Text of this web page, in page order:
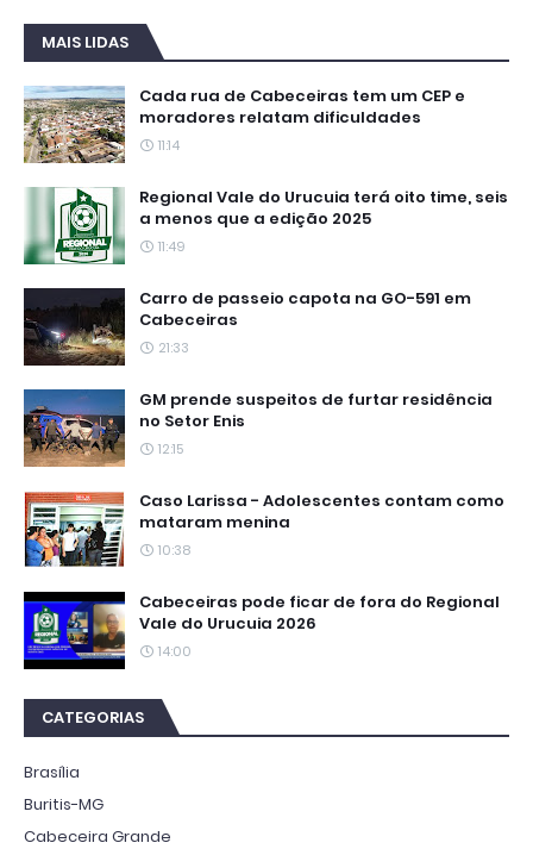
MAIS LIDAS
Cada rua de Cabeceiras tem um CEP e
moradores relatam dificuldades
11:14
Regional Vale do Urucuia terá oito time, seis
a menos que a edição 2025
11:49
Carro de passeio capota na GO-591 em
Cabeceiras
21:33
GM prende suspeitos de furtar residência
no Setor Enis
12:15
Caso Larissa - Adolescentes contam como
mataram menina
10:38
Cabeceiras pode ficar de fora do Regional
Vale do Urucuia 2026
14:00
CATEGORIAS
Brasília
Buritis-MG
Cabeceira Grande